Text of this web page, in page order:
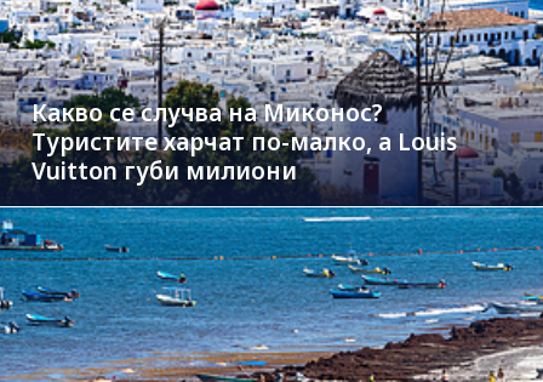
Какво се случва на Миконос?
Туристите харчат по-малко, а Louis
Vuitton губи милиони